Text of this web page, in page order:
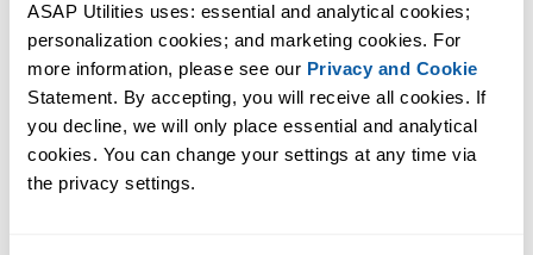
ASAP Utilities uses: essential and analytical cookies;
personalization cookies; and marketing cookies. For
more information, please see our Privacy and Cookie
Statement. By accepting, you will receive all cookies. If
you decline, we will only place essential and analytical
cookies. You can change your settings at any time via
the privacy settings.